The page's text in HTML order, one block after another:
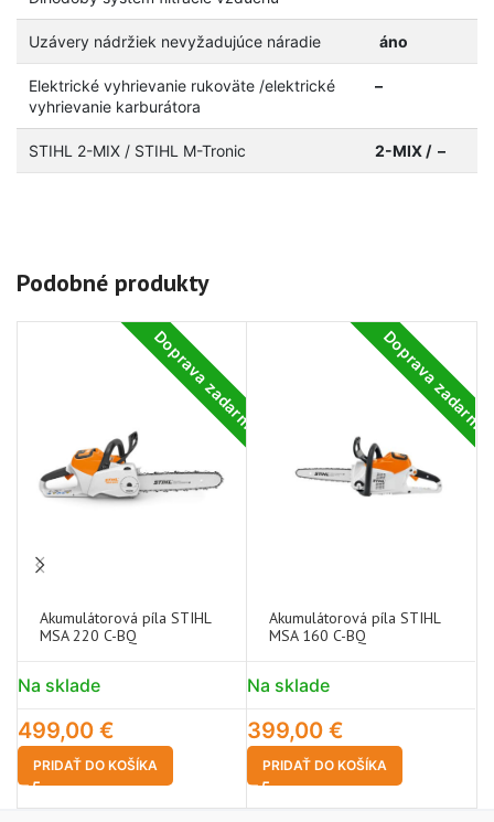
Uzávery nádržiek nevyžadujúce náradie áno
Elektrické vyhrievanie rukoväte /elektrické
vyhrievanie karburátora
–
STIHL 2-MIX / STIHL M-Tronic 2-MIX / –
Podobné produkty
Doprava zadarmo
Akumulátorová píla STIHL
MSA 220 C-BQ
Na sklade
499,00 €
PRIDAŤ DO KOŠÍKA
Doprava zadarmo
Akumulátorová píla STIHL
MSA 160 C-BQ
Na sklade
399,00 €
PRIDAŤ DO KOŠÍKA